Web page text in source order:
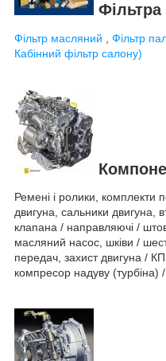
Фільтра
Фільтр масляний Фільтр
Кабінний фільтр салону)
Ремені і ролики, комплекти
двигуна, сальники двигуна,
клапана / направляючі /
масляний насос, шківи /
передач, захист двигуна /
компресор надуву